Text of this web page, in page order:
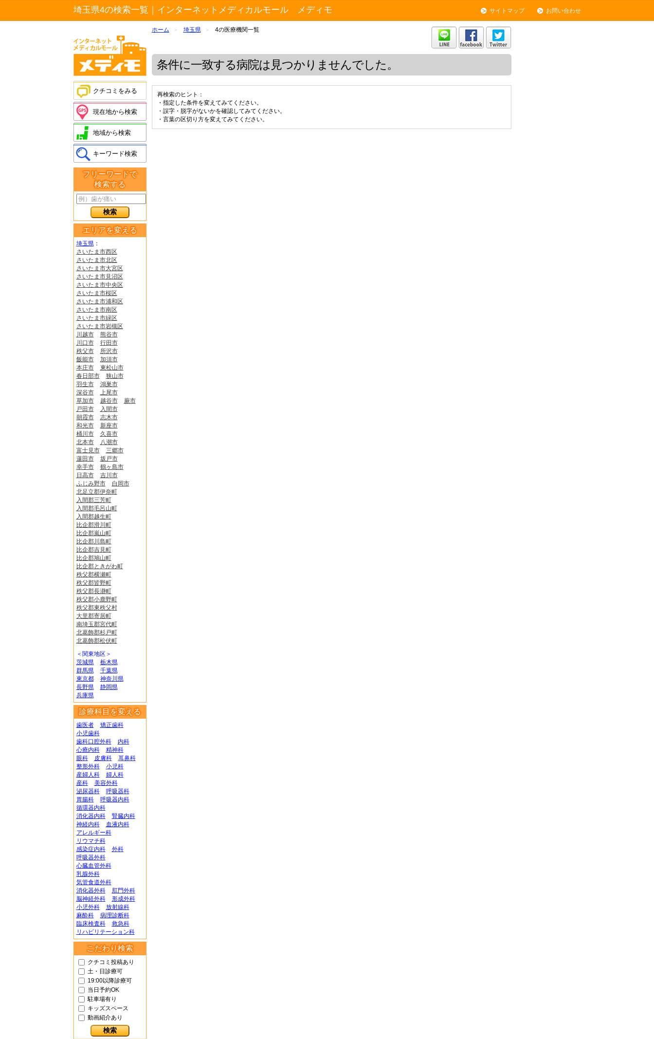
埼玉県4の検索一覧｜インターネットメディカルモール メディモ サイトマップ お問い合わせ
クチコミをみる
現在地から検索
地域から検索
キーワード検索
フリーワードで
検索する
エリアを変える
埼玉県：
さいたま市西区
さいたま市北区
さいたま市大宮区
さいたま市見沼区
さいたま市中央区
さいたま市桜区
さいたま市浦和区
さいたま市南区
さいたま市緑区
さいたま市岩槻区
川越市
熊谷市
川口市
行田市
秩父市
所沢市
飯能市
加須市
本庄市
東松山市
春日部市
狭山市
羽生市
鴻巣市
深谷市
上尾市
草加市
越谷市
蕨市
戸田市
入間市
朝霞市
志木市
和光市
新座市
桶川市
久喜市
北本市
八潮市
富士見市
三郷市
蓮田市
坂戸市
幸手市
鶴ヶ島市
日高市
吉川市
ふじみ野市
白岡市
北足立郡伊奈町
入間郡三芳町
入間郡毛呂山町
入間郡越生町
比企郡滑川町
比企郡嵐山町
比企郡川島町
比企郡吉見町
比企郡鳩山町
比企郡ときがわ町
秩父郡横瀬町
秩父郡皆野町
秩父郡長瀞町
秩父郡小鹿野町
秩父郡東秩父村
大里郡寄居町
南埼玉郡宮代町
北葛飾郡杉戸町
北葛飾郡松伏町
＜関東地区＞
茨城県
栃木県
群馬県
千葉県
東京都
神奈川県
長野県
静岡県
兵庫県
診療科目を変える
歯医者
矯正歯科
小児歯科
歯科口腔外科
内科
心療内科
精神科
眼科
皮膚科
耳鼻科
整形外科
小児科
産婦人科
婦人科
産科
美容外科
泌尿器科
呼吸器科
胃腸科
呼吸器内科
循環器内科
消化器内科
腎臓内科
神経内科
血液内科
アレルギー科
リウマチ科
感染症内科
外科
呼吸器外科
心臓血管外科
乳腺外科
気管食道外科
消化器外科
肛門外科
脳神経外科
形成外科
小児外科
放射線科
麻酔科
病理診断科
臨床検査科
救急科
リハビリテーション科
こだわり検索
クチコミ投稿あり
土・日診療可
19:00以降診療可
当日予約OK
駐車場有り
キッズスペース
動画紹介あり
ホーム > 埼玉県 > 4の医療機関一覧
条件に一致する病院は見つかりませんでした。
再検索のヒント：
・指定した条件を変えてみてください。
・誤字・脱字がないかを確認してみてください。
・言葉の区切り方を変えてみてください。